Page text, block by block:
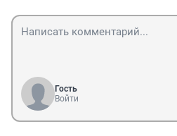
Гость
Войти